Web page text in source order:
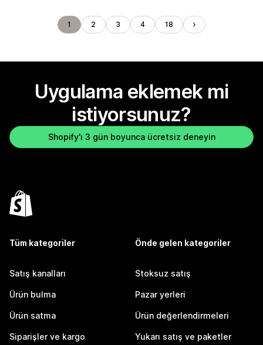
1 2 3 4 18
Uygulama eklemek mi
istiyorsunuz?
Shopify'ı 3 gün boyunca ücretsiz deneyin
Tüm kategoriler
Satış kanalları
Ürün bulma
Ürün satma
Siparişler ve kargo
Önde gelen kategoriler
Stoksuz satış
Pazar yerleri
Ürün değerlendirmeleri
Yukarı satış ve paketler